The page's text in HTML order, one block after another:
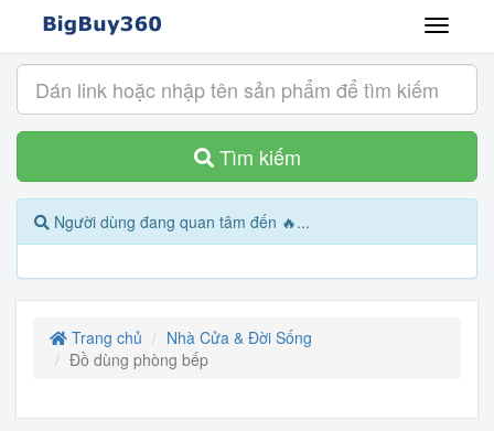
Tìm kiếm
Người dùng đang quan tâm đến 🔥...
Trang chủ
Nhà Cửa & Đời Sống
Đồ dùng phòng bếp